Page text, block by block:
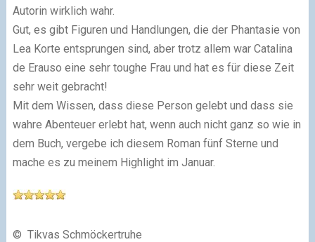
Autorin wirklich wahr.
Gut, es gibt Figuren und Handlungen, die der Phantasie von
Lea Korte entsprungen sind, aber trotz allem war Catalina
de Erauso eine sehr toughe Frau und hat es für diese Zeit
sehr weit gebracht!
Mit dem Wissen, dass diese Person gelebt und dass sie
wahre Abenteuer erlebt hat, wenn auch nicht ganz so wie in
dem Buch, vergebe ich diesem Roman fünf Sterne und
mache es zu meinem Highlight im Januar.
© Tikvas Schmöckertruhe